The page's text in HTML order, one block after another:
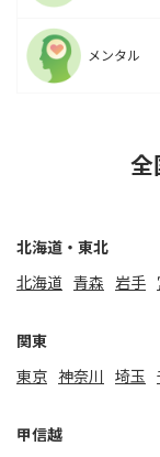
メンタル
全
北海道・東北
北海道 ⻘森 岩手
関東
東京 神奈川 埼玉
甲信越